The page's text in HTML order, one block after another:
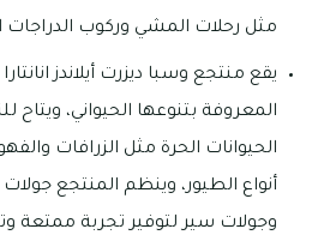
مثل رحلات المشي وركوب الدراجات
يقع منتجع وسبا ديزرت أيلاندز
المعروفة بتنوعها الحيواني،
الحيوانات الحرة مثل الزرافات
أنواع الطيور، وينظم المنتجع
وجولات سير لتوفير تجربة ممتعة